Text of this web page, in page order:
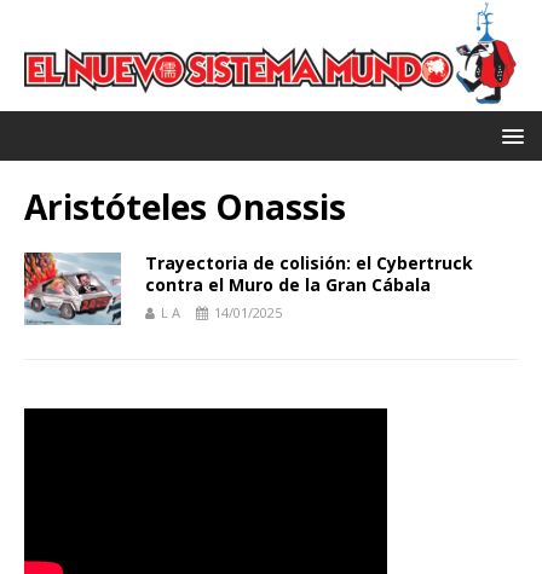
Aristóteles Onassis
Trayectoria de colisión: el Cybertruck
contra el Muro de la Gran Cábala
L A 14/01/2025